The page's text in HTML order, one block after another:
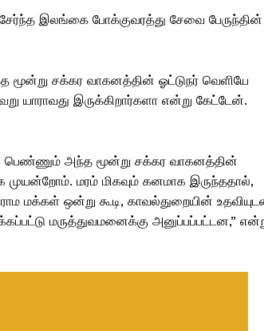
சேர்ந்த இலங்கை போக்குவரத்து சேவை பேருந்தின்
மூன்று சக்கர வாகனத்தின் ஓட்டுநர் வெளியே
யாராவது இருக்கிறார்களா என்று கேட்டேன்.
பெண்ணும் அந்த மூன்று சக்கர வாகனத்தின்
மரம் மிகவும் கனமாக இருந்ததால்,
மக்கள் ஒன்று கூடி, காவல்துறையின்
மருத்துவமனைக்கு அனுப்பப்பட்டன,”